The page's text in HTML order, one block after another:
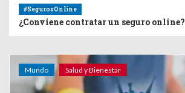
#SegurosOnline
¿Conviene contratar un seguro online?
Mundo Salud y Bienestar